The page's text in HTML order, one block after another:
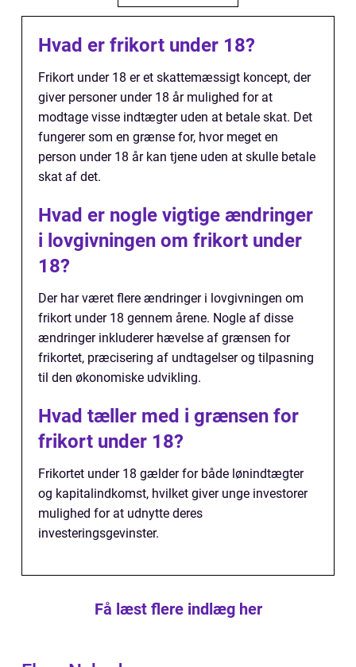
Hvad er frikort under 18?
Frikort under 18 er et skattemæssigt koncept, der
giver personer under 18 år mulighed for at
modtage visse indtægter uden at betale skat. Det
fungerer som en grænse for, hvor meget en
person under 18 år kan tjene uden at skulle betale
skat af det.
Hvad er nogle vigtige ændringer
i lovgivningen om frikort under
18?
Der har været flere ændringer i lovgivningen om
frikort under 18 gennem årene. Nogle af disse
ændringer inkluderer hævelse af grænsen for
frikortet, præcisering af undtagelser og tilpasning
til den økonomiske udvikling.
Hvad tæller med i grænsen for
frikort under 18?
Frikortet under 18 gælder for både lønindtægter
og kapitalindkomst, hvilket giver unge investorer
mulighed for at udnytte deres
investeringsgevinster.
Få læst flere indlæg her